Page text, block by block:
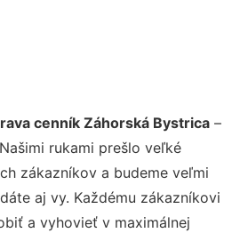
cenník Záhorská Bystrica –
rukami prešlo veľké
zákazníkov a budeme veľmi
aj vy. Každému zákazníkovi
a vyhovieť v maximálnej